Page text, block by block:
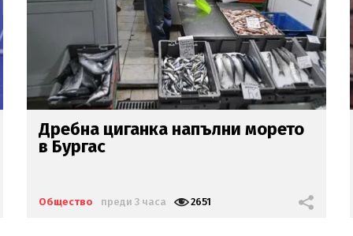
Експерти: Отглеждат се деца
психопати,
съучастници
Общество преди 3 часа 2320